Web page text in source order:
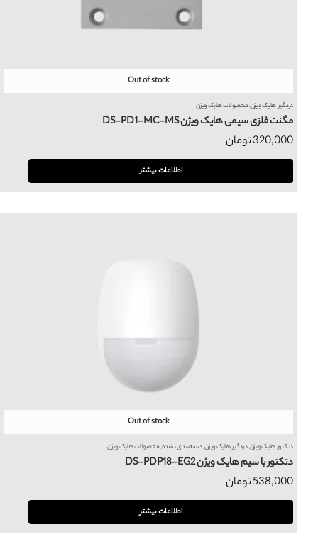
Out of stock
دزدگیر هایک ویژن,محصولات هایک ویژن
مگنت فلزی سیمی هایک ویژن DS-PD1-MC-MS
320,000تومان
اطلاعات بیشتر
Out of stock
دتکتور هایک ویژن,دزدگیر هایک ویژن,دسته‌بندی نشده,محصولات هایک ویژن
دتکتور با سیم هایک ویژن DS-PDP18-EG2
538,000تومان
اطلاعات بیشتر